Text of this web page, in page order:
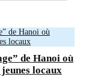
de Hanoi où
locaux